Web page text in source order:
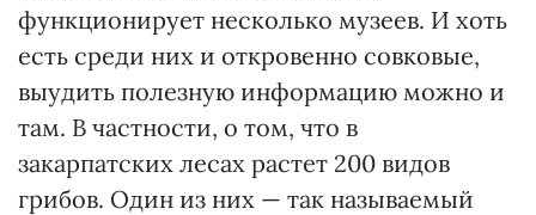
функционирует несколько музеев. И хоть
есть среди них и откровенно совковые,
выудить полезную информацию можно и
там. В частности, о том, что в
закарпатских лесах растет 200 видов
грибов. Один из них — так называемый